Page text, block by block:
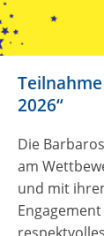
2026“
Die
am
und mit